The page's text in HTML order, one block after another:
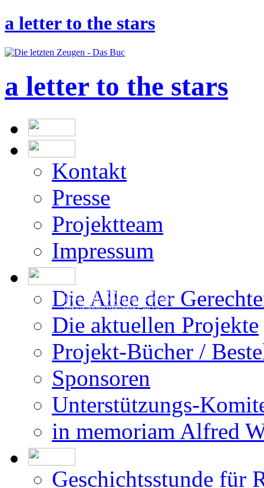
a letter to the stars
a letter to the stars
Kontakt
Presse
Projektteam
Impressum
Die Allee der
Die aktuellen Projekte
Projekt-Bücher /
Sponsoren
Unterstützungs-
in memoriam Alfred
Geschichtsstunde für
Die Erstellung der Datenbank beruht auf
den vom DÖW - Dokumentationsarchiv des
Österreichischen Widerstandes - zur Ver-